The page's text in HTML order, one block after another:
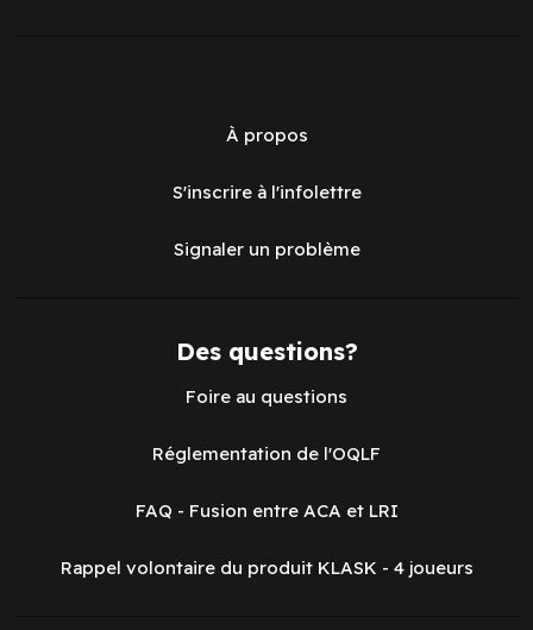
À propos
S'inscrire à l'infolettre
Signaler un problème
Des questions?
Foire au questions
Réglementation de l'OQLF
FAQ - Fusion entre ACA et LRI
Rappel volontaire du produit KLASK - 4 joueurs